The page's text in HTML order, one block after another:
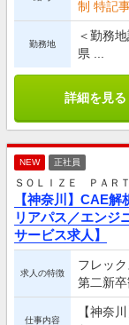
制 特記
勤務地
＜勤務
県 ...
詳細を見る
NEW 正社員
ＳＯＬＩＺＥ ＰＡＲ
【神奈川】CAE
リアパス／エンジ
サービス求人】
求人の特徴
フレッ
第二新
仕事内容
【神奈